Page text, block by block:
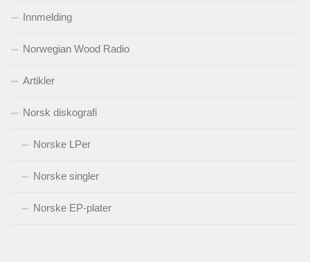
Innmelding
Norwegian Wood Radio
Artikler
Norsk diskografi
Norske LPer
Norske singler
Norske EP-plater